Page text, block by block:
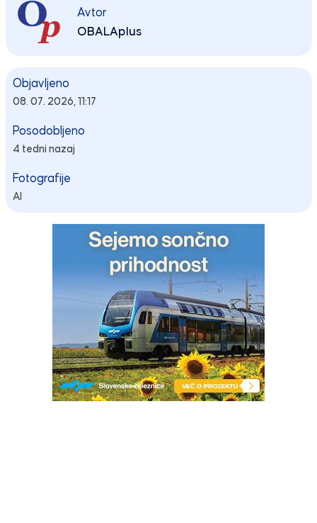
Avtor
OBALAplus
Objavljeno
08. 07. 2026, 11:17
Posodobljeno
4 tedni nazaj
Fotografije
AI